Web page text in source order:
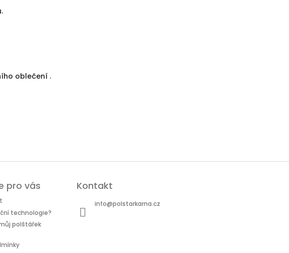
oblečení .
pro vás
technologie?
polštářek
Kontakt
info@polstarkarna.cz